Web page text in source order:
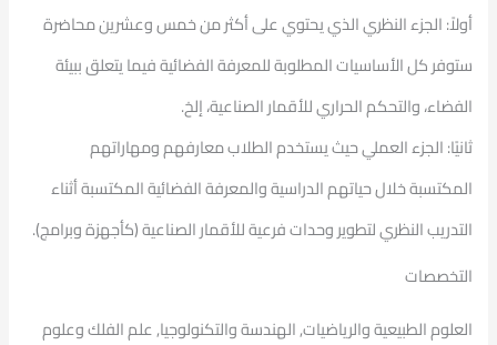
أولاً: الجزء النظري الذي يحتوي على أكثر من خمس وعشرين محاضرة
ستوفر كل الأساسيات المطلوبة للمعرفة الفضائية فيما يتعلق ببيئة
الفضاء، والتحكم الحراري للأقمار الصناعية، إلخ.
ثانيًا: الجزء العملي حيث يستخدم الطلاب معارفهم ومهاراتهم
المكتسبة خلال حياتهم الدراسية والمعرفة الفضائية المكتسبة أثناء
التدريب النظري لتطوير وحدات فرعية للأقمار الصناعية (كأجهزة وبرامج).
التخصصات
العلوم الطبيعية والرياضيات, الهندسة والتكنولوجيا, علم الفلك وعلوم